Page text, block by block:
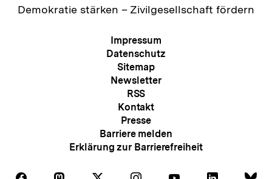
Zur
Demokratie stärken – Zivilgesellschaft fördern
Meta-
Navigation
Impressum
Datenschutz
Sitemap
Newsletter
RSS
Kontakt
Presse
Barriere melden
Erklärung zur Barrierefreiheit